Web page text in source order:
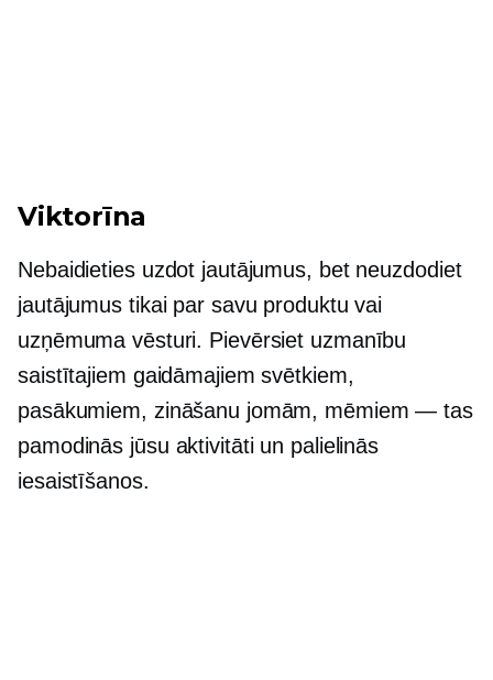
Viktorīna
Nebaidieties uzdot jautājumus, bet neuzdodiet
jautājumus tikai par savu produktu vai
uzņēmuma vēsturi. Pievērsiet uzmanību
saistītajiem gaidāmajiem svētkiem,
pasākumiem, zināšanu jomām, mēmiem — tas
pamodinās jūsu aktivitāti un palielinās
iesaistīšanos.